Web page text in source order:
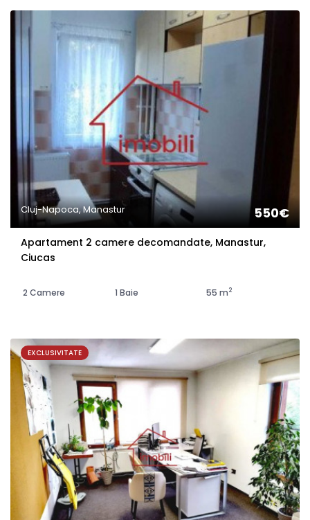
Cluj-Napoca, Manastur 550€
Apartament 2 camere decomandate, Manastur,
Ciucas
2 Camere 1 Baie 55 m2
EXCLUSIVITATE